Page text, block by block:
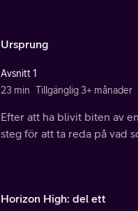
Ursprung
Avsnitt 1
23 min Tillgänglig 3+ månader
Efter att ha blivit biten av
steg för att ta reda på vad
Horizon High: del ett